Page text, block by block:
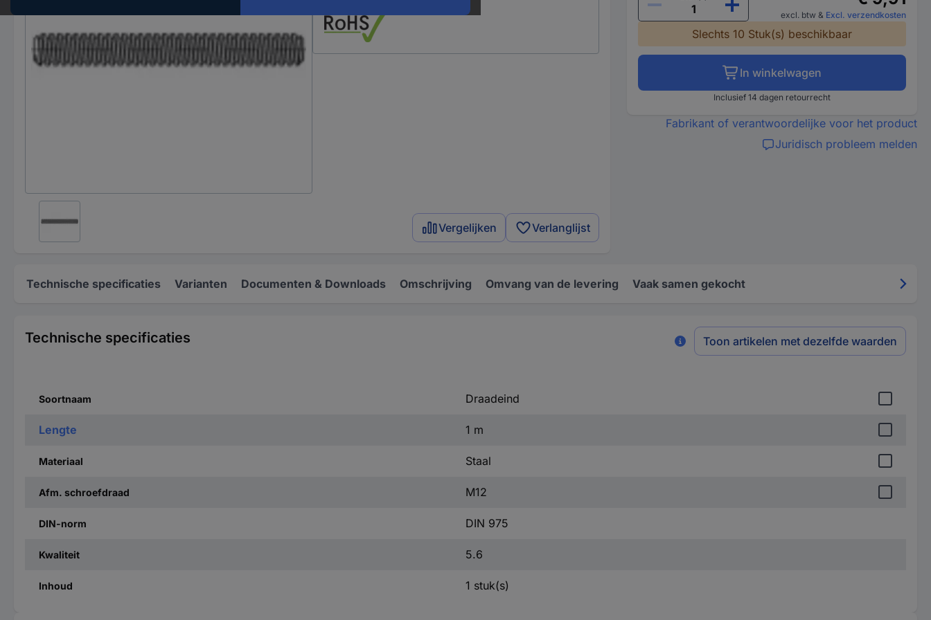
Vergelijken Verlanglijst
excl. btw & Excl. verzendkosten
Slechts 10 Stuk(s) beschikbaar
In winkelwagen
Inclusief 14 dagen retourrecht
Fabrikant of verantwoordelijke voor het product
Juridisch probleem melden
Technische specificaties Varianten Documenten & Downloads Omschrijving Omvang van de levering Vaak samen gekocht
Technische specificaties Toon artikelen met dezelfde waarden
Soortnaam Draadeind
Lengte 1 m
Materiaal Staal
Afm. schroefdraad M12
DIN-norm DIN 975
Kwaliteit 5.6
Inhoud 1 stuk(s)